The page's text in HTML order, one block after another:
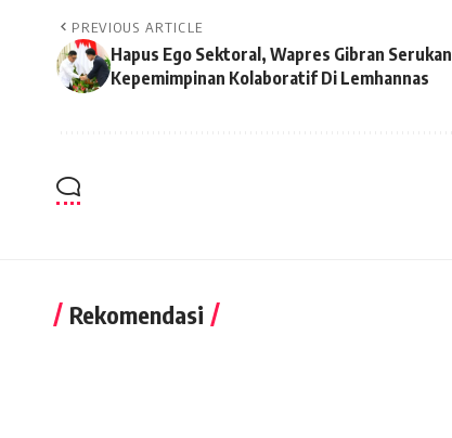
PREVIOUS ARTICLE
Hapus Ego Sektoral, Wapres Gibran Serukan
Kepemimpinan Kolaboratif Di Lemhannas
Rekomendasi